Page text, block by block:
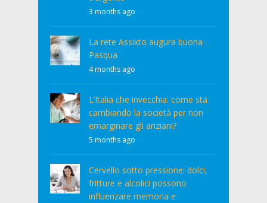
3 months ago
La rete Assixto augura buona
Pasqua
4 months ago
L’Italia che invecchia: come sta
cambiando la società per non
emarginare gli anziani?
5 months ago
Cervello sotto pressione: dolci,
fritture e alcolici possono
influenzare memoria e